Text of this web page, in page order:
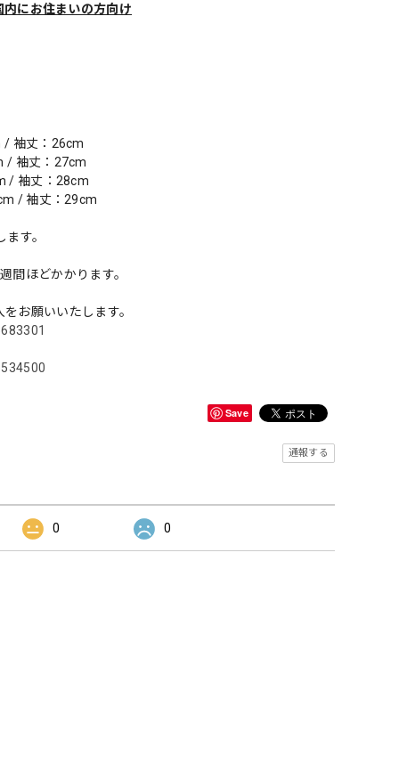
内にお住まいの方向け
/ 袖丈：26cm
/ 袖丈：27cm
/ 袖丈：28cm
/ 袖丈：29cm
す。
間ほどかかります。
お願いいたします。
Save
通報する
0 0